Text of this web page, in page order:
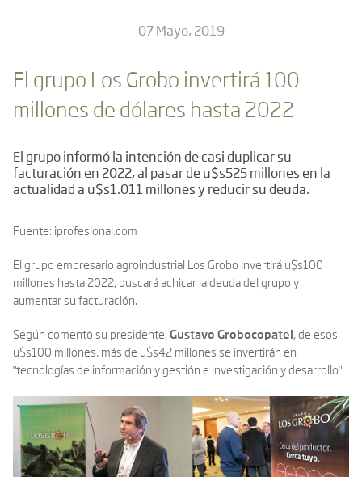
07 Mayo, 2019
El grupo Los Grobo invertirá 100
millones de dólares hasta 2022
El grupo informó la intención de casi duplicar su
facturación en 2022, al pasar de u$s525 millones en la
actualidad a u$s1.011 millones y reducir su deuda.
Fuente: iprofesional.com
El grupo empresario agroindustrial Los Grobo invertirá u$s100
millones hasta 2022, buscará achicar la deuda del grupo y
aumentar su facturación.
Según comentó su presidente, Gustavo Grobocopatel , de esos
u$s100 millones, más de u$s42 millones se invertirán en
"tecnologías de información y gestión e investigación y desarrollo".